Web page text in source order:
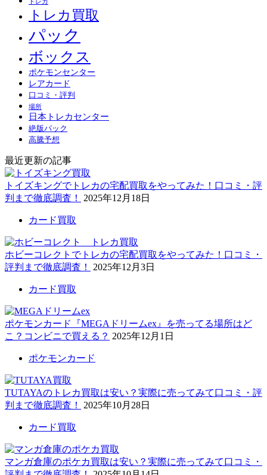
トレカ買取
パック
ボックス
ポケモンセンター
レアカード
口コミ・評判
場所
日本トレカセンター
絶版パック
高騰予想
最近更新の記事
トイズキングでトレカの宅配買取をやってみた！口コミ・評
判まで徹底調査！
2025年12月18日
カード買取
ホビーコレクトでトレカの宅配買取をやってみた！口コミ・
評判まで徹底調査！
2025年12月3日
カード買取
ポケモンカード『MEGAドリームex』を売ってる場所はど
こ？コンビニで買える？ 2025年12月1日
ポケモンカード
TUTAYAのトレカ買取は安い？実際に売ってみて口コミ・評
判まで徹底調査！
2025年10月28日
カード買取
マンガ倉庫のポケカ買取は安い？実際に売ってみて口コミ・